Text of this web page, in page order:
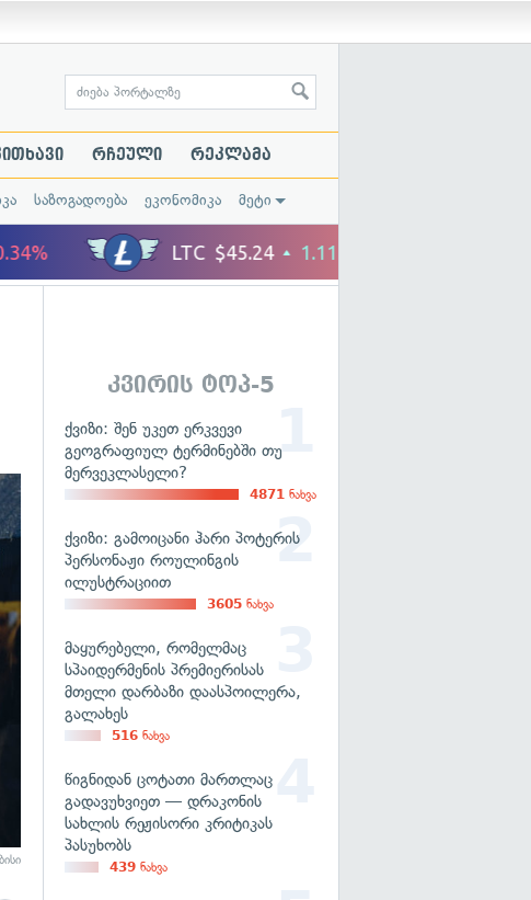
რჩეული რეკლამა
საზოგადოება ეკონომიკა მეტი
კვირის ტოპ-5
ქვიზი: შენ უკეთ ერკვევი
გეოგრაფიულ ტერმინებში თუ
მერვეკლასელი?
4871 ნახვა
ქვიზი: გამოიცანი ჰარი პოტერის
პერსონაჟი როულინგის
ილუსტრაციით
3605 ნახვა
მაყურებელი, რომელმაც
სპაიდერმენის პრემიერისას
მთელი დარბაზი დაასპოილერა,
გალახეს
516 ნახვა
წიგნიდან ცოტათი მართლაც
გადავუხვიეთ — დრაკონის
სახლის რეჟისორი კრიტიკას
პასუხობს
439 ნახვა